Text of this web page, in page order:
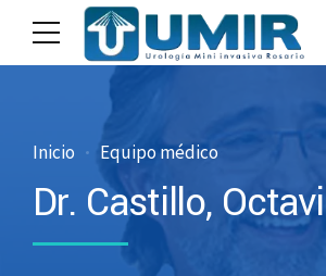
Inicio Equipo médico
Dr. Castillo,